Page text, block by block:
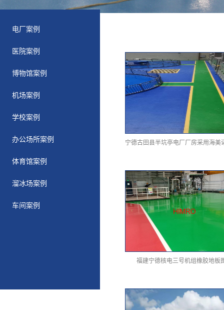
电厂案例
医院案例
博物馆案例
机场案例
学校案例
办公场所案例
体育馆案例
溜冰场案例
车间案例
福建宁德核电三号机组橡胶地板